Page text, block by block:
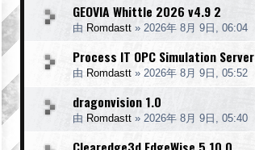
GEOVIA Whittle 2026 v4.9 2
由 Romdastt » 2026年 8月 9日, 06:04
Process IT OPC Simulation Server
由 Romdastt » 2026年 8月 9日, 05:52
dragonvision 1.0
由 Romdastt » 2026年 8月 9日, 05:40